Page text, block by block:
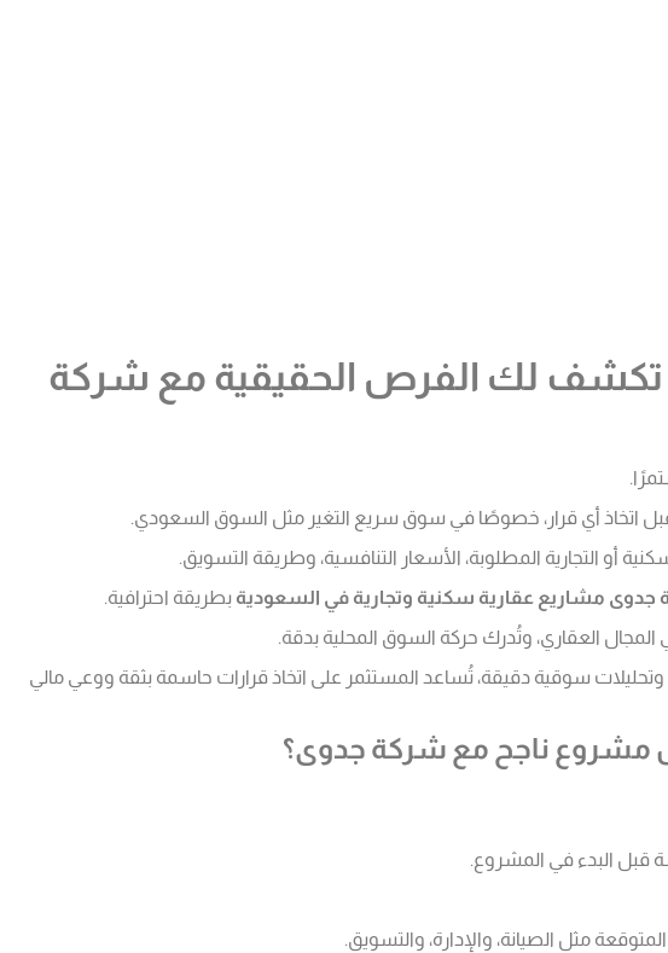
تكشف لك الفرص الحقيقية مع شركة
قبل اتخاذ أي قرار، خصوصًا في سوق سريع التغير مثل السوق السعودي.
أو التجارية المطلوبة، الأسعار التنافسية، وطريقة التسويق.
جدوى مشاريع عقارية سكنية وتجارية في السعودية بطريقة احترافية.
المجال العقاري، وتُدرك حركة السوق المحلية بدقة.
وتحليلات سوقية دقيقة، تُساعد المستثمر على اتخاذ قرارات حاسمة بثقة ووعي مالي
مشروع ناجح مع شركة جدوى؟
قبل البدء في المشروع.
مثل الصيانة، والإدارة، والتسويق.